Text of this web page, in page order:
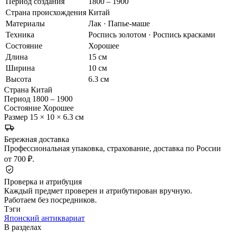
Страна происхождения Китай
Материалы
Лак · Папье-маше
Техника
Роспись золотом · Роспись красками
Состояние
Хорошее
Длина
15 см
Ширина
10 см
Высота
6.3 см
Страна Китай
Период 1800 – 1900
Состояние Хорошее
Размер 15 × 10 × 6.3 см
Бережная доставка
Профессиональная упаковка, страхование, доставка по России
от 700 ₽.
Проверка и атрибуция
Каждый предмет проверен и атрибутирован вручную.
Работаем без посредников.
Тэги
Японский антиквариат
В разделах